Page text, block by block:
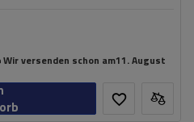
Wir versenden schon am11. August